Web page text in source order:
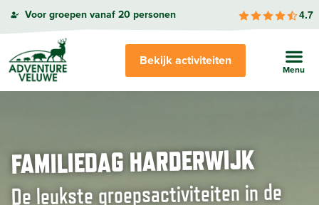
Voor groepen vanaf 20 personen 4.7
Bekijk activiteiten
FAMILIEDAG HARDERWIJK
De leukste groepsactiviteiten in de